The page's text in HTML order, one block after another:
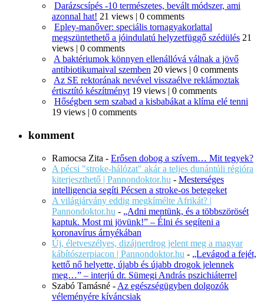
Darázscsípés -10 természetes, bevált módszer, ami
azonnal hat! 21 views | 0 comments
Epley-manőver: speciális tornagyakorlattal
megszüntethető a jóindulatú helyzetfüggő szédülés 21
views | 0 comments
A baktériumok könnyen ellenállóvá válnak a jövő
antibiotikumaival szemben 20 views | 0 comments
Az SE rektorának nevével visszaélve reklámoztak
értisztító készítményt 19 views | 0 comments
Hőségben sem szabad a kisbabákat a klíma elé tenni
19 views | 0 comments
komment
Ramocsa Zita - Erősen dobog a szívem… Mit tegyek?
A pécsi "stroke-hálózat" akár a teljes dunántúli régióra
kiterjeszthető | Pannondoktor.hu - Mesterséges
intelligencia segíti Pécsen a stroke-os betegeket
A világjárvány eddig megkímélte Afrikát? |
Pannondoktor.hu - „Adni mentünk, és a többszörösét
kaptuk. Most mi jövünk!” – Élni és segíteni a
koronavírus árnyékában
Új, életveszélyes, dizájnerdrog jelent meg a magyar
kábítószerpiacon | Pannondoktor.hu - „Levágod a fejét,
kettő nő helyette, újabb és újabb drogok jelennek
meg…” – interjú dr. Sümegi András pszichiáterrel
Szabó Tamásné - Az egészségügyben dolgozók
véleményére kíváncsiak